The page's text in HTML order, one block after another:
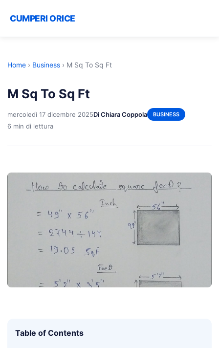
CUMPERI ORICE
Home › Business › M Sq To Sq Ft
M Sq To Sq Ft
mercoledì 17 dicembre 2025Di Chiara Coppola BUSINESS
6 min di lettura
Table of Contents